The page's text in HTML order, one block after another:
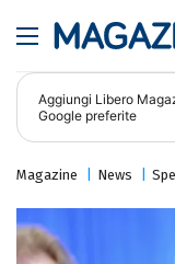
Aggiungi Libero
Google preferite
Magazine News